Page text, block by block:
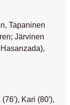
Tapaninen
Järvinen
Kari (80′),